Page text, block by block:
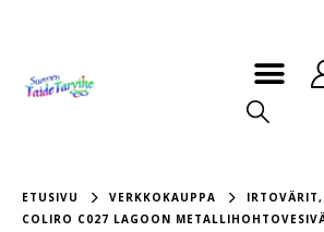
ETUSIVU VERKKOKAUPPA IRTOVÄRIT,
COLIRO C027 LAGOON